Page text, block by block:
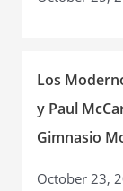
Los
y Paul
Gimnasio
October 23,